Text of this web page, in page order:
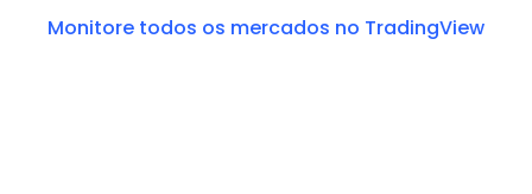
Monitore todos os mercados no TradingView